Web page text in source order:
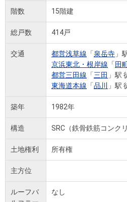
階数 15階建
総戸数 414戸
交通 都営浅草線 「泉岳寺 」
京浜東北・根岸線 「 田
都営三田線 「三田 」駅
東海道本線 「品川 」駅
築年 1982年
構造 SRC（鉄骨鉄筋コンク
土地権利 所有権
主方位
ルーフバ
なし